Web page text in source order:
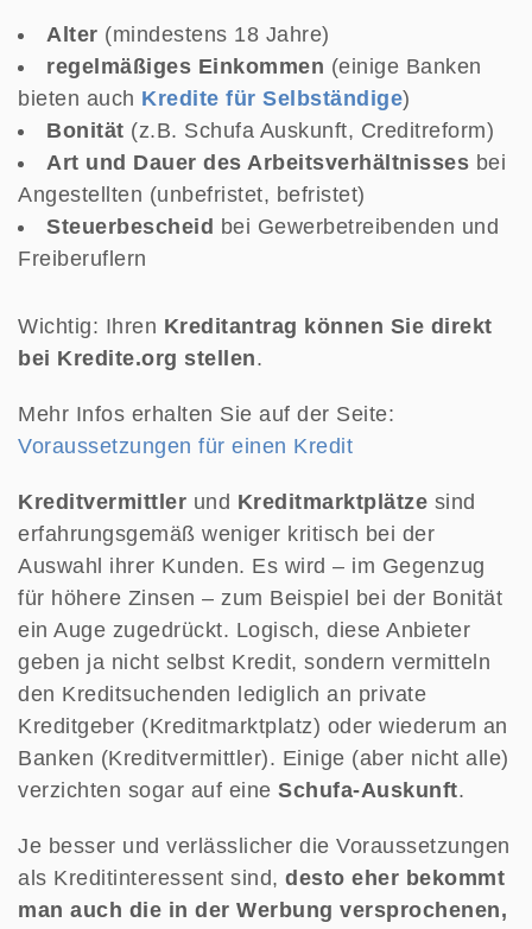
Alter (mindestens 18 Jahre)
regelmäßiges Einkommen (einige Banken
bieten auch Kredite für Selbständige)
Bonität (z.B. Schufa Auskunft, Creditreform)
Art und Dauer des Arbeitsverhältnisses bei
Angestellten (unbefristet, befristet)
Steuerbescheid bei Gewerbetreibenden und
Freiberuflern
Wichtig: Ihren Kreditantrag können Sie direkt
bei Kredite.org stellen.
Mehr Infos erhalten Sie auf der Seite:
Voraussetzungen für einen Kredit
Kreditvermittler und Kreditmarktplätze sind
erfahrungsgemäß weniger kritisch bei der
Auswahl ihrer Kunden. Es wird – im Gegenzug
für höhere Zinsen – zum Beispiel bei der Bonität
ein Auge zugedrückt. Logisch, diese Anbieter
geben ja nicht selbst Kredit, sondern vermitteln
den Kreditsuchenden lediglich an private
Kreditgeber (Kreditmarktplatz) oder wiederum an
Banken (Kreditvermittler). Einige (aber nicht alle)
verzichten sogar auf eine Schufa-Auskunft.
Je besser und verlässlicher die Voraussetzungen
als Kreditinteressent sind, desto eher bekommt
man auch die in der Werbung versprochenen,